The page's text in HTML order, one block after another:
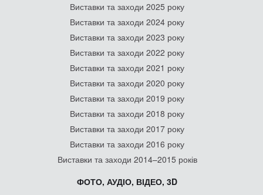
Виставки та заходи 2025 року
Виставки та заходи 2024 року
Виставки та заходи 2023 року
Виставки та заходи 2022 року
Виставки та заходи 2021 року
Виставки та заходи 2020 року
Виставки та заходи 2019 року
Виставки та заходи 2018 року
Виставки та заходи 2017 року
Виставки та заходи 2016 року
Виставки та заходи 2014–2015 років
ФОТО, АУДІО, ВІДЕО, 3D